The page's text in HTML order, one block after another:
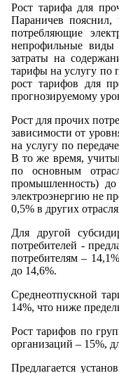
Рост тарифа для
Параничев
потребляющие
непрофильные виды
затраты на
тарифы на услугу по
рост тарифов для
прогнозируемому
Рост для прочих
зависимости от
на услугу по
В то же время,
по основным
промышленность)
электроэнергию не
0,5% в других
Для другой
потребителей -
потребителям –
до 14,6%.
Среднеотпускной
14%, что ниже
Рост тарифов по
организаций – 15%,
Предлагается